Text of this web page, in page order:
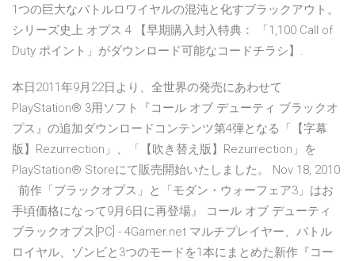
1つの巨大なバトルロワイヤルの混沌と化すブラックアウト。
シリーズ史上 オプス 4 【早期購入封入特典： 「1,100 Call of
Duty ポイント」がダウンロード可能なコードチラシ】.
本日2011年9月22日より、全世界の発売にあわせて
PlayStation® 3用ソフト『コール オブ デューティ ブラックオ
プス』の追加ダウンロードコンテンツ第4弾となる「【字幕
版】Rezurrection」、「【吹き替え版】Rezurrection」を
PlayStation® Storeにて販売開始いたしました。 Nov 18, 2010
· 前作「ブラックオプス」と「モダン・ウォーフェア3」はお
手頃価格になって9月6日に再登場』 コール オブ デューティ
ブラックオプス[PC] - 4Gamer.net マルチプレイヤー、バトル
ロイヤル、ゾンビと3つのモードを1本にまとめた新作『コー